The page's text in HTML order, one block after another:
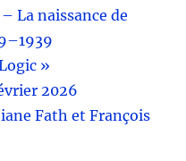
La naissance de
»
2026
Fath et François